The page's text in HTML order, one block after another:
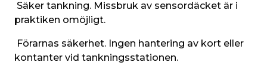
praktiken omöjligt.
kontanter vid tankningsstationen.